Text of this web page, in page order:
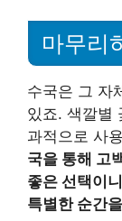
마무리
수국은 그 자
있죠. 색깔별
과적으로 사
국을 통해 고
좋은 선택이
특별한 순간